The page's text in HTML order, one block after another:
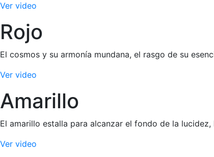
Ver video
Rojo
El cosmos y su armonía mundana, el rasgo de su
Ver video
Amarillo
El amarillo estalla para alcanzar el fondo de la
Ver video